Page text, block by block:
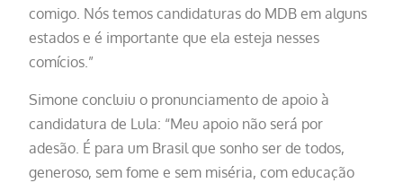
comigo. Nós temos candidaturas do MDB em alguns
estados e é importante que ela esteja nesses
comícios.”
Simone concluiu o pronunciamento de apoio à
candidatura de Lula: “Meu apoio não será por
adesão. É para um Brasil que sonho ser de todos,
generoso, sem fome e sem miséria, com educação